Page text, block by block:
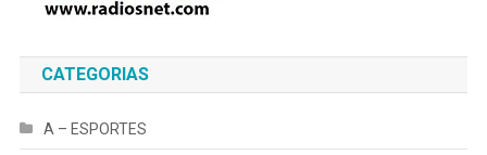
CATEGORIAS
A – ESPORTES